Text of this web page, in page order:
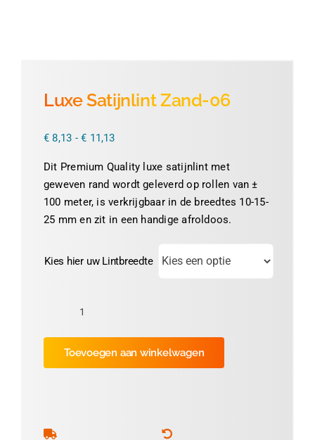
Luxe Satijnlint Zand-06
€ 8,13 - € 11,13Prijsklasse:
tot
€ 11,13
Dit Premium Quality luxe satijnlint met
geweven rand wordt geleverd op rollen van ±
100 meter, is verkrijgbaar in de breedtes 10-15-
25 mm en zit in een handige afroldoos.
Kies hier uw Lintbreedte
Luxe
Satijnlint
Zand-
06
Toevoegen aan winkelwagen